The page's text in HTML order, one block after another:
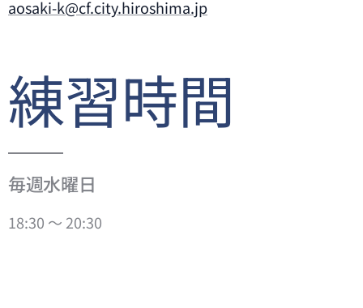
aosaki-k@cf.city.hiroshima.jp
練習時間
毎週水曜日
18:30 ～ 20:30